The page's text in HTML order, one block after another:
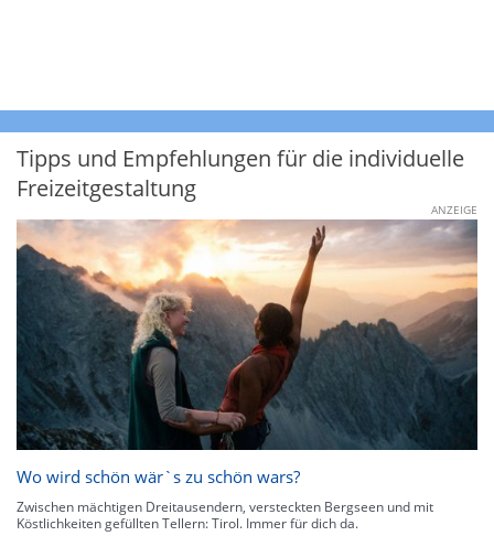
Tipps und Empfehlungen für die individuelle
Freizeitgestaltung
ANZEIGE
Wo wird schön wär`s zu schön wars?
Zwischen mächtigen Dreitausendern, versteckten Bergseen und mit
Köstlichkeiten gefüllten Tellern: Tirol. Immer für dich da.